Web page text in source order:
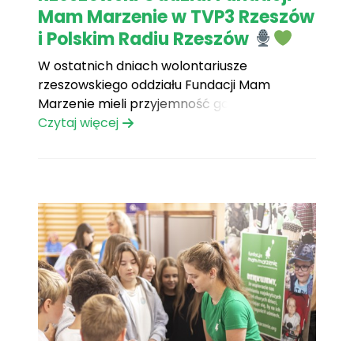
Mam Marzenie w TVP3 Rzeszów
i Polskim Radiu Rzeszów
W ostatnich dniach wolontariusze
rzeszowskiego oddziału Fundacji Mam
Marzenie mieli przyjemność gościć w TVP3
Rzeszów oraz Polskim Radiu Rzeszów, gdzie
nowych wolontariuszy – osób, które
chciałyby dołączyć do naszego zespołu i
pomóc w spełnianiu marzeń[...]
Czytaj więcej